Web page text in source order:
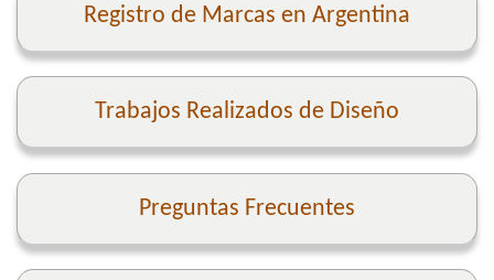
Registro de Marcas en Argentina
Trabajos Realizados de Diseño
Preguntas Frecuentes